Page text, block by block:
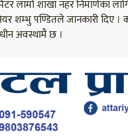
लामो शाखा नहर निमार्णका
शम्भु पण्डितले जानकारी दिए
अवस्थामै छ ।